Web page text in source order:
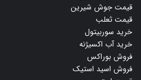
قیمت جوش شیرین
قیمت ثعلب
خرید سوربیتول
خرید آب اکسیژنه
فروش بوراکس
فروش اسید استیک